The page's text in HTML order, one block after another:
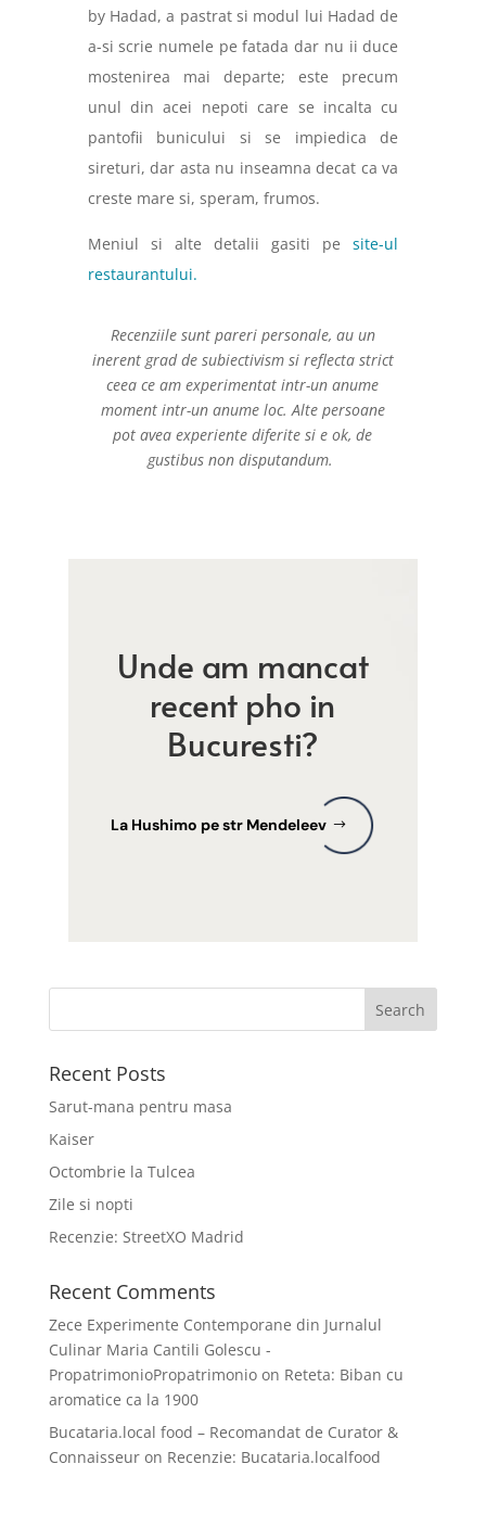
by Hadad, a pastrat si modul lui Hadad de
a-si scrie numele pe fatada dar nu ii duce
mostenirea mai departe; este precum
unul din acei nepoti care se incalta cu
pantofii bunicului si se impiedica de
sireturi, dar asta nu inseamna decat ca va
creste mare si, speram, frumos.
Meniul si alte detalii gasiti pesite-ul
restaurantului.
Recenziile sunt pareri personale, au un
inerent grad de subiectivism si reflecta strict
ceea ce am experimentat intr-un anume
moment intr-un anume loc. Alte persoane
pot avea experiente diferite si e ok, de
gustibus non disputandum.
Unde am mancat
recent pho in
Bucuresti?
La Hushimo pe str Mendeleev
Recent Posts
Sarut-mana pentru masa
Kaiser
Octombrie la Tulcea
Zile si nopti
Recenzie: StreetXO Madrid
Recent Comments
Zece Experimente Contemporane din Jurnalul
Culinar Maria Cantili Golescu -
PropatrimonioPropatrimonioon Reteta: Biban cu
aromatice ca la 1900
Bucataria.local food – Recomandat de Curator &
Connaisseuron Recenzie: Bucataria.localfood